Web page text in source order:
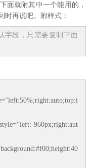
面就附其中一个能用的，
时再说吧。附样式：
字段，只需要复制下面
960px;right:aut